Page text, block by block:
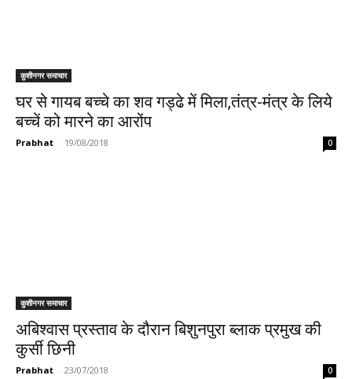
कुशीनगर समाचार
घर से गायब बच्चे का शव गड्ढे में मिला,तंत्र-मंत्र के लिये
बच्चें को मारने का आरोंप
Prabhat - 19/08/2018 0
कुशीनगर समाचार
अबिश्वास प्रस्ताव के दौरान बिशुनपुरा ब्लाक प्रमुख की
कुर्सी छिनी
Prabhat - 23/07/2018 0